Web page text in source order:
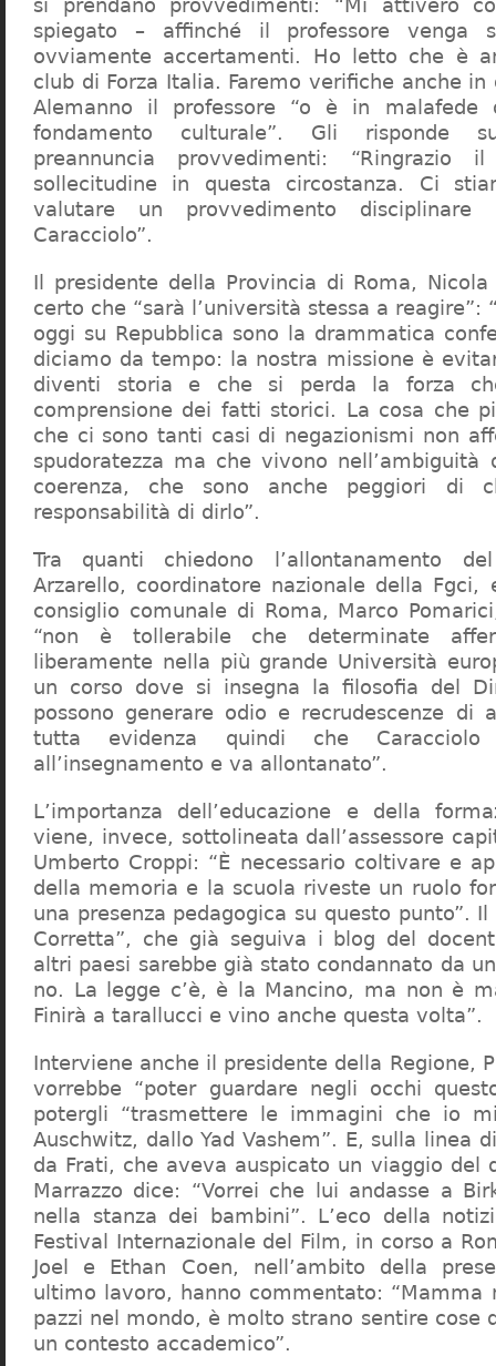
si prendano provvedimenti: “Mi attiverò
spiegato – affinché il professore venga
ovviamente accertamenti. Ho letto che è
club di Forza Italia. Faremo verifiche anche in
Alemanno il professore “o è in malafede
fondamento culturale”. Gli risponde
preannuncia provvedimenti:
sollecitudine in questa circostanza. Ci
valutare un provvedimento
Caracciolo”.
Il presidente della Provincia di Roma,
certo che “sarà l’università stessa a reagire”:
oggi su Repubblica sono la drammatica
diciamo da tempo: la nostra missione è
diventi storia e che si perda la forza
comprensione dei fatti storici. La cosa che
che ci sono tanti casi di negazionismi non
spudoratezza ma che vivono nell’ambiguità
coerenza, che sono anche peggiori di
responsabilità di dirlo”.
Tra quanti chiedono l’allontanamento
Arzarello, coordinatore nazionale della
consiglio comunale di Roma, Marco
“non è tollerabile che determinate
liberamente nella più grande Università
un corso dove si insegna la filosofia del
possono generare odio e recrudescenze di
tutta evidenza quindi che
all’insegnamento e va allontanato”.
L’importanza dell’educazione e della
viene, invece, sottolineata dall’assessore
Umberto Croppi: “È necessario coltivare e
della memoria e la scuola riveste un ruolo
una presenza pedagogica su questo punto”.
Corretta”, che già seguiva i blog del
altri paesi sarebbe già stato condannato da
no. La legge c’è, è la Mancino, ma non è
Finirà a tarallucci e vino anche questa volta”.
Interviene anche il presidente della Regione,
vorrebbe “poter guardare negli occhi
potergli “trasmettere le immagini che io
Auschwitz, dallo Yad Vashem”. E, sulla linea
da Frati, che aveva auspicato un viaggio del
Marrazzo dice: “Vorrei che lui andasse a
nella stanza dei bambini”. L’eco della
Festival Internazionale del Film, in corso a
Joel e Ethan Coen, nell’ambito della
ultimo lavoro, hanno commentato: “Mamma
pazzi nel mondo, è molto strano sentire cose
un contesto accademico”.